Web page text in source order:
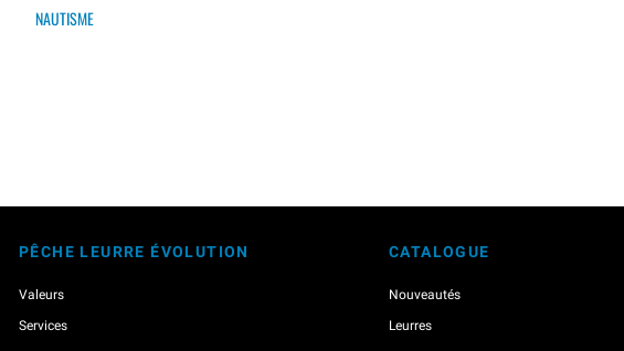
Xesta
NAUTISME
PÊCHE LEURRE ÉVOLUTION
Valeurs
Services
CATALOGUE
Nouveautés
Leurres